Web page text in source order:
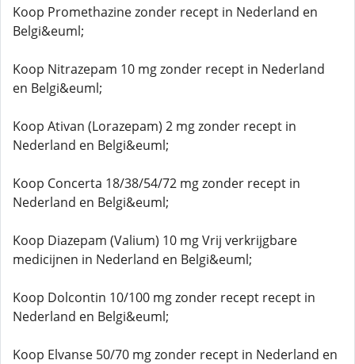
Koop Promethazine zonder recept in Nederland en
Belgi&euml;
Koop Nitrazepam 10 mg zonder recept in Nederland
en Belgi&euml;
Koop Ativan (Lorazepam) 2 mg zonder recept in
Nederland en Belgi&euml;
Koop Concerta 18/38/54/72 mg zonder recept in
Nederland en Belgi&euml;
Koop Diazepam (Valium) 10 mg Vrij verkrijgbare
medicijnen in Nederland en Belgi&euml;
Koop Dolcontin 10/100 mg zonder recept recept in
Nederland en Belgi&euml;
Koop Elvanse 50/70 mg zonder recept in Nederland en